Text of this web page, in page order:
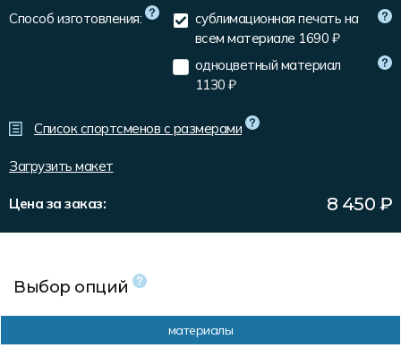
Способ изготовления:
сублимационная печать на
всем материале 1690 ₽
одноцветный материал
1130 ₽
Список спортсменов с размерами
Загрузить макет
Цена за заказ: 8 450 ₽
Выбор опций
материалы
Форма в наличии
Статьи
Система скидок и наценок
Пользовательское соглашение